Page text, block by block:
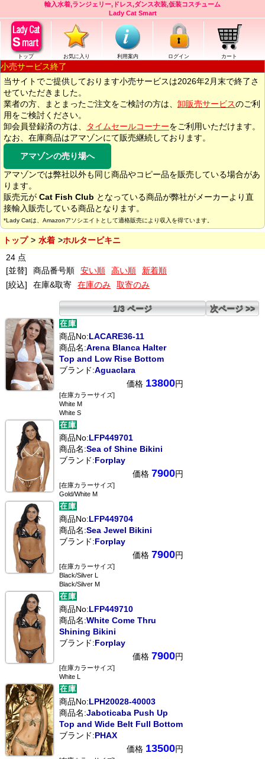
輸入水着,ランジェリー,ドレス,ダンス衣装,仮装コスチューム
Lady Cat Smart
トップ お気に入り 利用案内 ログイン カート
小売サービス終了
当サイトでご提供しております小売サービスは2026年2月末で終了さ
せていただきました。
業者の方、まとまったご注文をご検討の方は、 卸販売サービスのご利
用をご検討ください。
卸会員登録済の方は、
タイムセールコーナーをご利用いただけます。
なお、在庫商品はアマゾンにて販売継続しております。
アマゾンの売り場へ
アマゾンでは弊社以外も同じ商品やコピー品を販売している場合があ
ります。
販売元が Cat Fish Club となっている商品が弊社がメーカーより直
接輸入販売している商品となります。
*Lady Catは、Amazonアソシエイトとして適格販売により収入を得ています。
トップ 水着
ホルタービキニ
24 点
[並替]
商品番号順 安い順 高い順
新着順
[絞込]
在庫&取寄 在庫のみ 取寄のみ
1/3 ページ 次ページ >>
商品No:LACARE36-11
商品名:Arena Blanca Halter
Top and Low Rise Bottom
ブランド:Aguaclara
価格 13800円
[在庫カラーサイズ]
White M
White S
商品No:LFP449701
商品名:Sea of Shine Bikini
ブランド:Forplay
価格 7900円
[在庫カラーサイズ]
Gold/White M
商品No:LFP449704
商品名:Sea Jewel Bikini
ブランド:Forplay
価格 7900円
[在庫カラーサイズ]
Black/Silver L
Black/Silver M
商品No:LFP449710
商品名:White Come Thru
Shining Bikini
ブランド:Forplay
価格 7900円
[在庫カラーサイズ]
White L
商品No:LPH20028-40003
商品名:Jaboticaba Push Up
Top and Wide Belt Full Bottom
ブランド:PHAX
価格 13500円